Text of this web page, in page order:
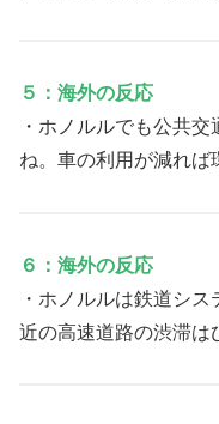
５：海外の反応
・ホノルルでも公共
ね。車の利用が減れば
６：海外の反応
・ホノルルは鉄道シ
近の高速道路の渋滞は